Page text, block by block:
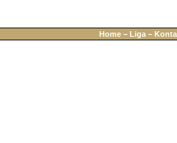
Home − Liga −